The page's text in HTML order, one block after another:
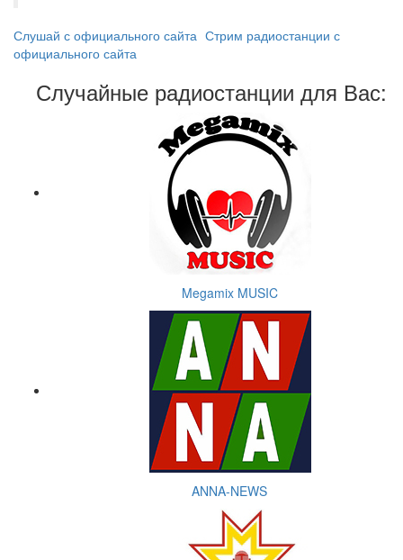
Слушай с официального сайта Стрим радиостанции с
официального сайта
Случайные радиостанции для Вас:
Megamix MUSIC
ANNA-NEWS